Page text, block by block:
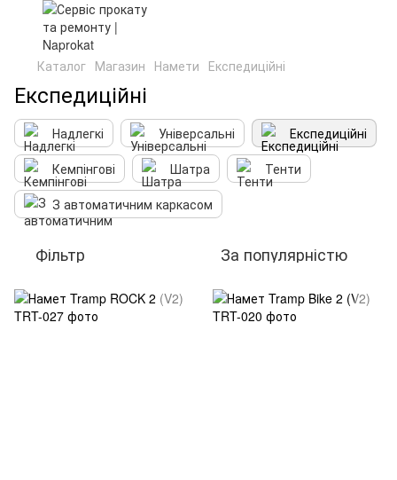
Каталог Магазин Намети Експедиційні
Експедиційні
Надлегкі Універсальні
Експедиційні
Кемпінгові
Шатра
Тенти
З автоматичним каркасом
Фільтр За популярністю